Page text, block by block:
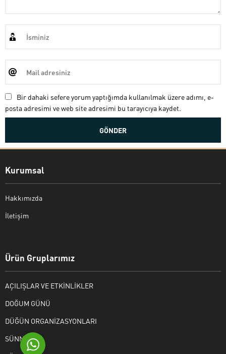
Bir dahaki sefere yorum yaptığımda kullanılmak üzere adımı, e-
posta adresimi ve web site adresimi bu tarayıcıya kaydet.
Kurumsal
Hakkımızda
İletişim
Ürün Gruplarımız
AÇILIŞLAR VE ETKİNLİKLER
DOĞUM GÜNÜ
DÜĞÜN ORGANİZASYONLARI
SÜNNET